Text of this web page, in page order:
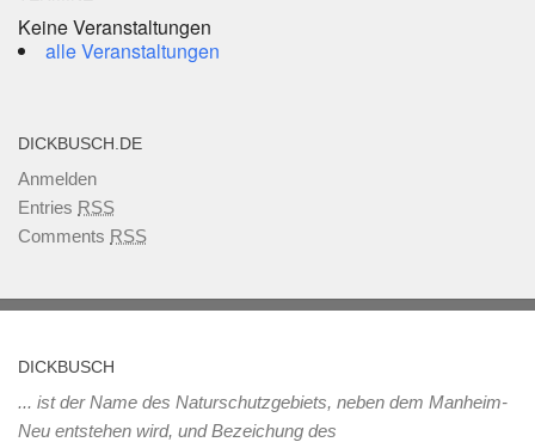
Keine Veranstaltungen
alle Veranstaltungen
DICKBUSCH.DE
Anmelden
Entries RSS
Comments RSS
DICKBUSCH
... ist der Name des Naturschutzgebiets, neben dem Manheim-
Neu entstehen wird, und Bezeichung des